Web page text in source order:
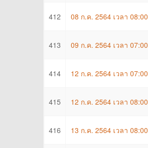
412 08 ก.ค. 2564 เวลา 08:00
413 09 ก.ค. 2564 เวลา 07:00
414 12 ก.ค. 2564 เวลา 07:00
415 12 ก.ค. 2564 เวลา 08:00
416 13 ก.ค. 2564 เวลา 08:00